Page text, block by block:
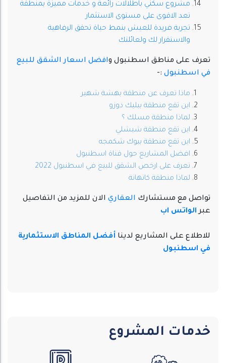
مشروع سكني باطلالات رائعة و خدمات مميزة بمنطقة
تعد الاقوى على مستوى الاستثمار
تجربة فريدة للعيش بنمط حياة تحقق الرفاهية
والاستقرار لك ولعائلتك
تعرف على مناطق اسطنبول وافضل اسعار الشقق للبيع
في اسطنبول :-
ماذا تعرف عن منطقة بهشة شهير
اين تقع منطقة بيليك دوزو
لماذا منطقة مسلك ؟
اين تقع منطقة شيشلي
اين تقع منطقة بيوك شكمجه
افضل المشاريع حول قناة اسطنبول
تعرف على ارخص الشقق للبيع في اسطنبول 2022
لماذا منطقة كاتهانة
تواصل مع مستشارك العقاري الان للمزيد من التفاصيل
عبرالواتس اب
للاطلاع على المشاريع لدينا أفضل المناطق الاستثمارية
في اسطنبول
خدمات المشروع